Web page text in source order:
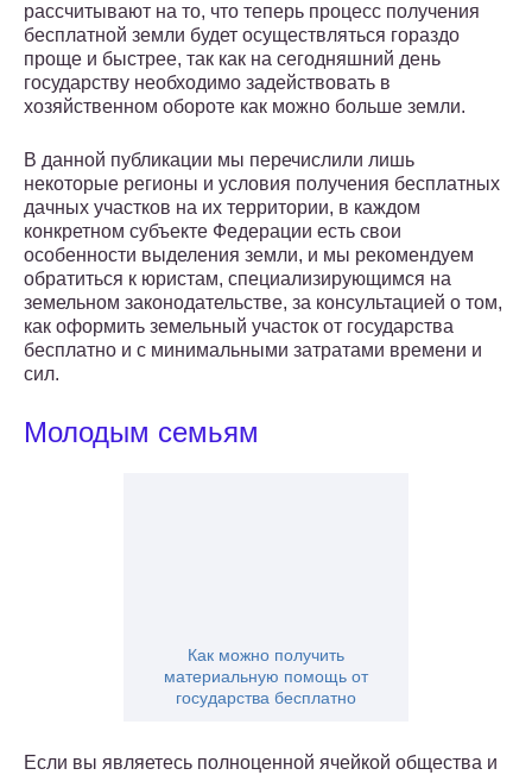
рассчитывают на то, что теперь процесс получения
бесплатной земли будет осуществляться гораздо
проще и быстрее, так как на сегодняшний день
государству необходимо задействовать в
хозяйственном обороте как можно больше земли.
В данной публикации мы перечислили лишь
некоторые регионы и условия получения бесплатных
дачных участков на их территории, в каждом
конкретном субъекте Федерации есть свои
особенности выделения земли, и мы рекомендуем
обратиться к юристам, специализирующимся на
земельном законодательстве, за консультацией о том,
как оформить земельный участок от государства
бесплатно и с минимальными затратами времени и
сил.
Молодым семьям
Как можно получить
материальную помощь от
государства бесплатно
Если вы являетесь полноценной ячейкой общества и